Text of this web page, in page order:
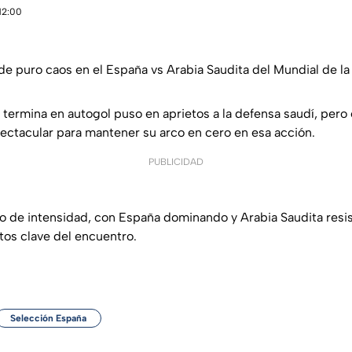
puro caos en el España vs Arabia Saudita del Mundial de
termina en autogol puso en aprietos a la defensa saudí,
para mantener su arco en cero en esa acción.
PUBLICIDAD
de intensidad, con España dominando y Arabia Saudita
clave del encuentro.
Selección España